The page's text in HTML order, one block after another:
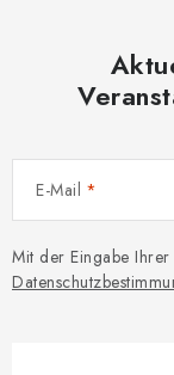
E-Mail
Mit der Eingabe Ihrer